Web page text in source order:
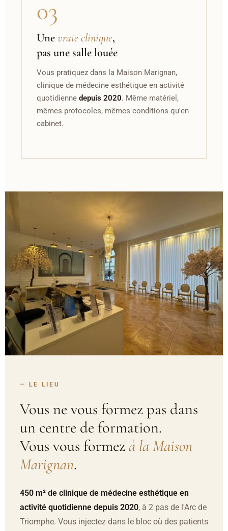
03
Unevraie clinique,
pas une salle louée
Vous pratiquez dans la Maison Marignan,
clinique de médecine esthétique en activité
quotidienne depuis 2020. Même matériel,
mêmes protocoles, mêmes conditions qu'en
cabinet.
— LE LIEU
Vous ne vous formez pas dans
un centre de formation.
Vous vous formezà la Maison
Marignan.
450 m² de clinique de médecine esthétique en
activité quotidienne depuis 2020, à 2 pas de l'Arc de
Triomphe. Vous injectez dans le bloc où des patients